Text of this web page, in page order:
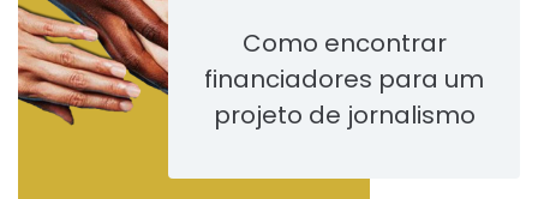
Como encontrar
financiadores para um
projeto de jornalismo